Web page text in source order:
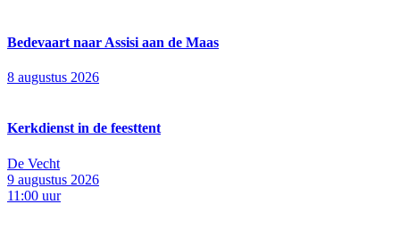
Bedevaart naar Assisi aan de Maas
8 augustus 2026
Kerkdienst in de feesttent
De Vecht
9 augustus 2026
11:00 uur